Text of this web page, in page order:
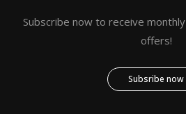
Subscribe now to receive
offers!
Subsribe now